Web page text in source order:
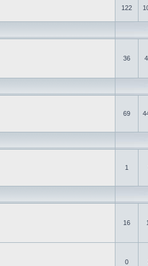
122
36
69
1
16
0